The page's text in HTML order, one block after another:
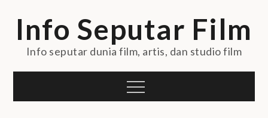
Info Seputar Film
Info seputar dunia film, artis, dan studio film
Menu